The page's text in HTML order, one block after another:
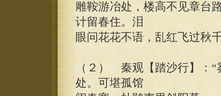
雕鞍游冶处，楼高不见章台
计留春住。泪
眼问花花不语，乱红飞过秋
（２） 秦观【踏沙行】：
处。可堪孤馆